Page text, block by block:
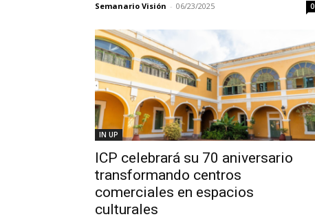
Semanario Visión - 06/23/2025 0
IN UP
ICP celebrará su 70 aniversario
transformando centros
comerciales en espacios
culturales